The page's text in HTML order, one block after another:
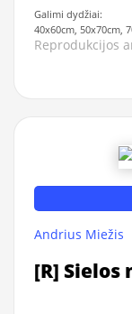
Galimi dydžiai:
40x60cm, 50x70cm,
Reprodukcijos
Andrius Miežis
[R] Sielos